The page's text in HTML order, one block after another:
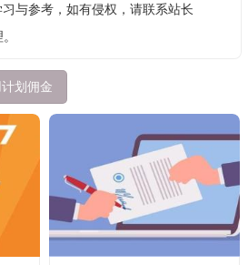
与参考，如有侵权，请联系站长
划佣金